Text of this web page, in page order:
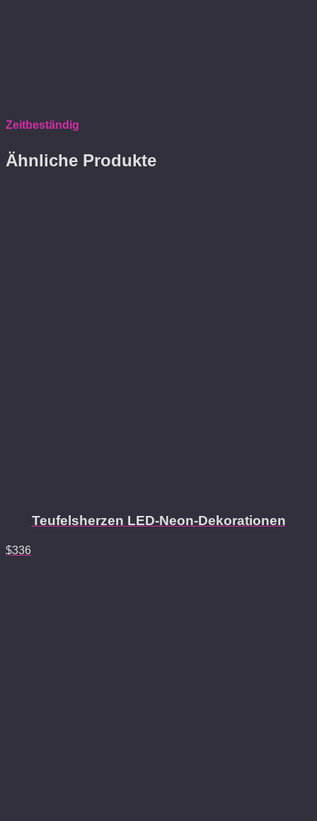
Zeitbeständig
Ähnliche Produkte
Teufelsherzen LED-Neon-Dekorationen
$336